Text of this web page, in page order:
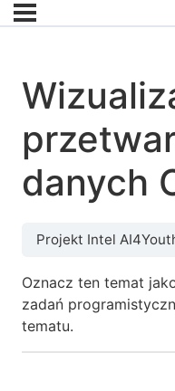
danych
Projekt Intel
Oznacz ten temat
zadań
tematu.